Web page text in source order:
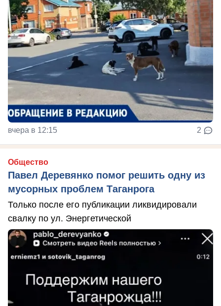
вчера в 12:15 2
Общество
Павел Деревянко помог решить одну из
мусорных проблем Таганрога
Только после его публикации ликвидировали
свалку по ул. Энергетической